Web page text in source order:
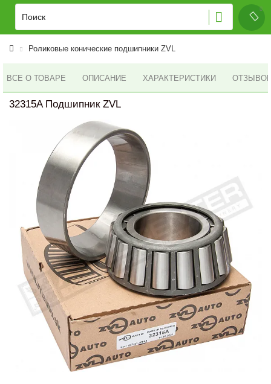
Роликовые конические подшипники ZVL
ВСЕ О ТОВАРЕ ОПИСАНИЕ ХАРАКТЕРИСТИКИ ОТЗЫВОВ
32315A Подшипник ZVL